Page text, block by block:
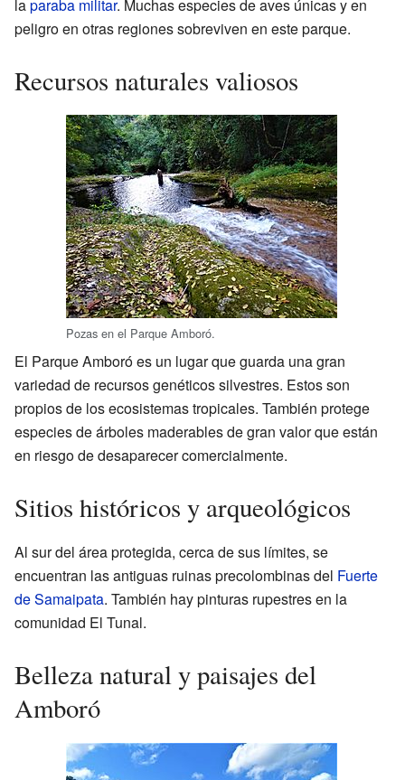
laparaba militar. Muchas especies de aves únicas y en
peligro en otras regiones sobreviven en este parque.
Recursos naturales valiosos
Pozas en el Parque Amboró.
El Parque Amboró es un lugar que guarda una gran
variedad de recursos genéticos silvestres. Estos son
propios de los ecosistemas tropicales. También protege
especies de árboles maderables de gran valor que están
en riesgo de desaparecer comercialmente.
Sitios históricos y arqueológicos
Al sur del área protegida, cerca de sus límites, se
encuentran las antiguas ruinas precolombinas del Fuerte
de Samaipata. También hay pinturas rupestres en la
comunidad El Tunal.
Belleza natural y paisajes del
Amboró